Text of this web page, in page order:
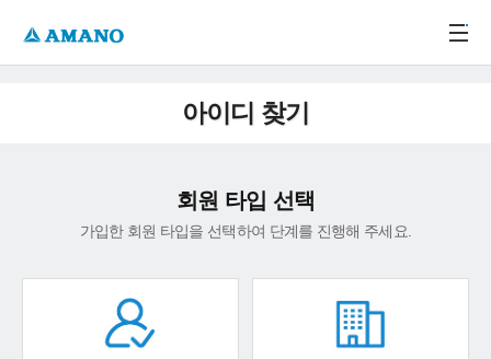
아이디 찾기
회원 타입 선택
가입한 회원 타입을 선택하여 단계를 진행해 주세요.